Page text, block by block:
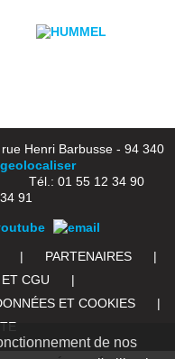
Henri Barbusse - 94 340
01 55 12 34 90
91
| PARTENAIRES
|
CGU
|
ET COOKIES
|
de nos